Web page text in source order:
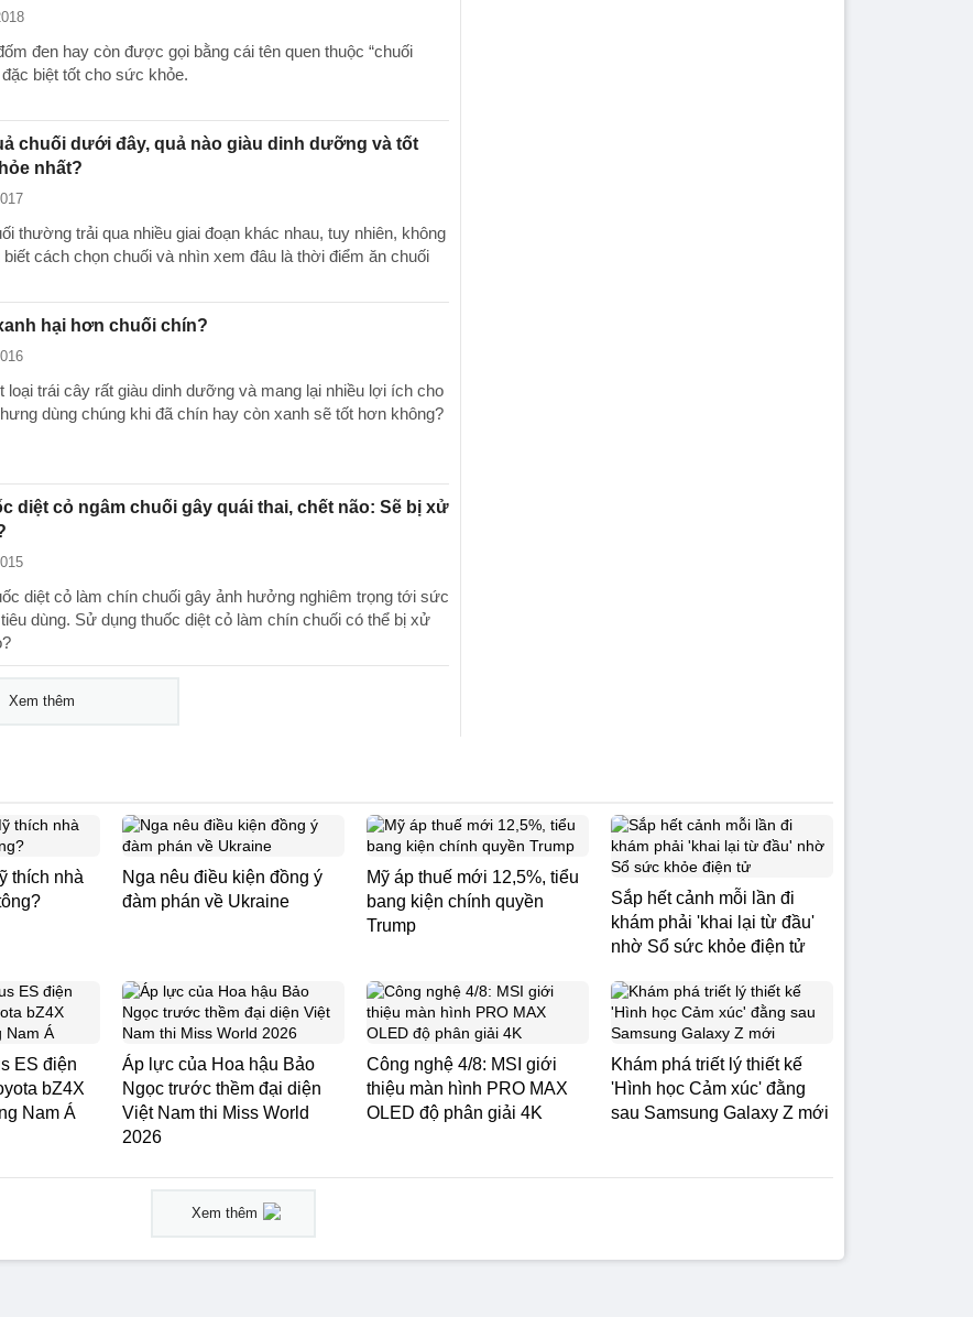
đen hay còn được gọi bằng cái tên quen thuộc “chuối
biệt tốt cho sức khỏe.
chuối dưới đây, quả nào giàu dinh dưỡng và tốt
nhất?
thường trải qua nhiều giai đoạn khác nhau, tuy nhiên, không
biết cách chọn chuối và nhìn xem đâu là thời điểm ăn chuối
hại hơn chuối chín?
loại trái cây rất giàu dinh dưỡng và mang lại nhiều lợi ích cho
dùng chúng khi đã chín hay còn xanh sẽ tốt hơn không?
diệt cỏ ngâm chuối gây quái thai, chết não: Sẽ bị xử
diệt cỏ làm chín chuối gây ảnh hưởng nghiêm trọng tới sức
dùng. Sử dụng thuốc diệt cỏ làm chín chuối có thể bị xử
Xem thêm
thích nhà
Nga nêu điều kiện đồng ý
đàm phán về Ukraine
Mỹ áp thuế mới 12,5%, tiểu
bang kiện chính quyền
Trump
Sắp hết cảnh mỗi lần đi
khám phải 'khai lại từ đầu'
nhờ Sổ sức khỏe điện tử
ES điện
bZ4X
Nam Á
Áp lực của Hoa hậu Bảo
Ngọc trước thềm đại diện
Việt Nam thi Miss World
2026
Công nghệ 4/8: MSI giới
thiệu màn hình PRO MAX
OLED độ phân giải 4K
Khám phá triết lý thiết kế
'Hình học Cảm xúc' đằng
sau Samsung Galaxy Z mới
Xem thêm